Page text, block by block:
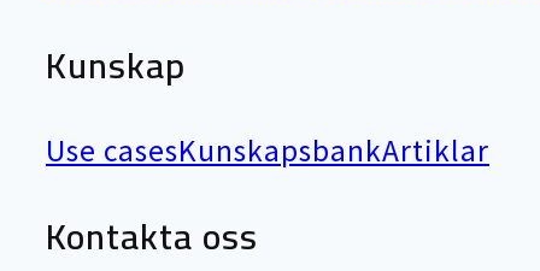
Kunskap
Use casesKunskapsbankArtiklar
Kontakta oss